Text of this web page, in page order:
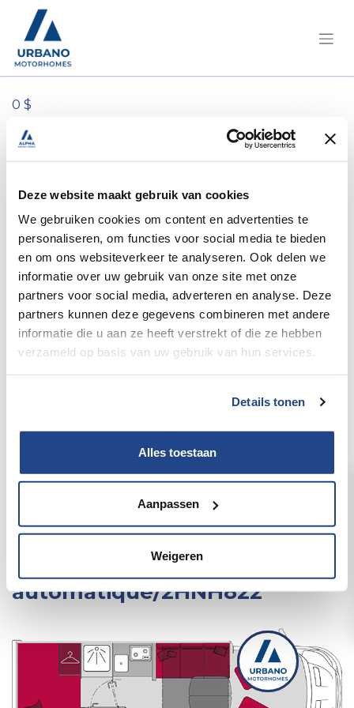
Deze website maakt gebruik van cookies
We gebruiken cookies om content en advertenties te
personaliseren, om functies voor social media te bieden
en om ons websiteverkeer te analyseren. Ook delen we
informatie over uw gebruik van onze site met onze
partners voor social media, adverteren en analyse. Deze
partners kunnen deze gegevens combineren met andere
informatie die u aan ze heeft verstrekt of die ze hebben
verzameld op basis van uw gebruik van hun services.
Details tonen
Alles toestaan
Aanpassen
Weigeren
0 $
Tous les produits
Pilote/A690G Atlas Ford 165 PK boîte
Pilote/A690G Atlas Ford 165
automatique/2HNH822